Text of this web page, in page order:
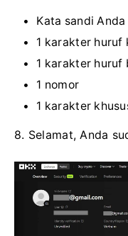
Kata sandi
1 karakter huruf
1 karakter huruf
1 nomor
1 karakter
8. Selamat, Anda